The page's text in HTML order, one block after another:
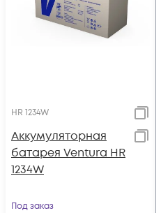
HR 1234W
Аккумуляторная
батарея Ventura HR
1234W
Под заказ